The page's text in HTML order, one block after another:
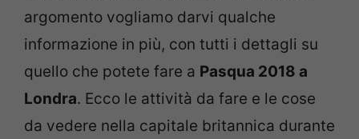
argomento vogliamo darvi qualche
informazione in più, con tutti i dettagli su
quello che potete fare a Pasqua 2018 a
Londra. Ecco le attività da fare e le cose
da vedere nella capitale britannica durante